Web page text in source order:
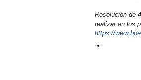
Resolución de
realizar en los
https://